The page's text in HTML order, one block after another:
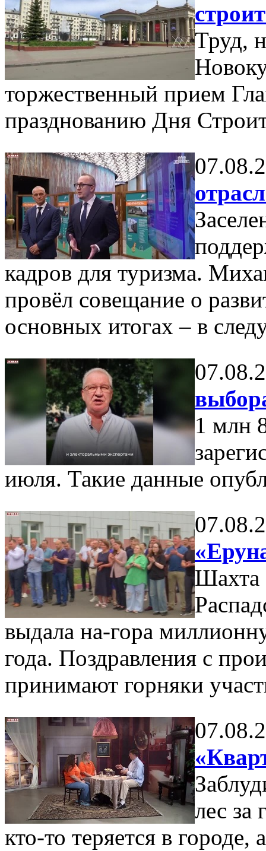
Труд,
торжественный прием
празднованию Дня
кадров для туризма.
провёл совещание о
основных итогах – в
1 млн
июля. Такие данные
Шахта
выдала на-гора
года. Поздравления с
принимают горняки
лес за
кто-то теряется в